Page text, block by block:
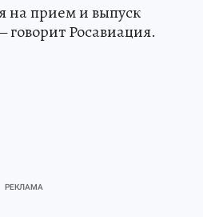
на прием и выпуск
Росавиация.